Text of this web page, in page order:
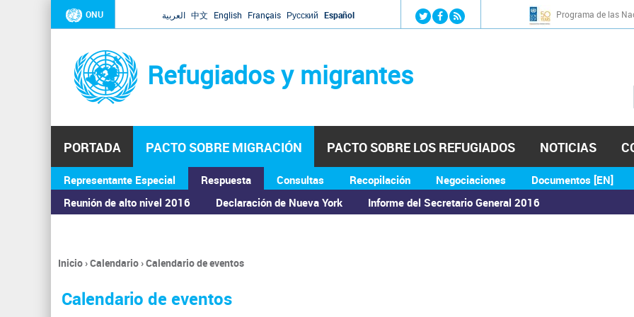
Jump to navigation
ONU العربية 中文 English Français Русский Español Programa de las
Refugiados y migrantes
PORTADA PACTO SOBRE MIGRACIÓN
Representante Especial
Respuesta
Reunión de alto nivel 2016
Declaración de Nueva York Informe del Secretario General 2016
Consultas Recopilación Negociaciones Documentos [EN]
PACTO SOBRE LOS REFUGIADOS NOTICIAS
ASAMBLEA GENERAL
Se
encuentra
usted
Inicio›Calendario›Calendario de eventos
Calendario de eventos